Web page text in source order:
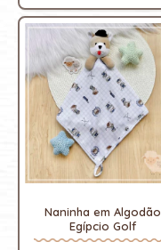
Naninha em Algodão
Egípcio Golf